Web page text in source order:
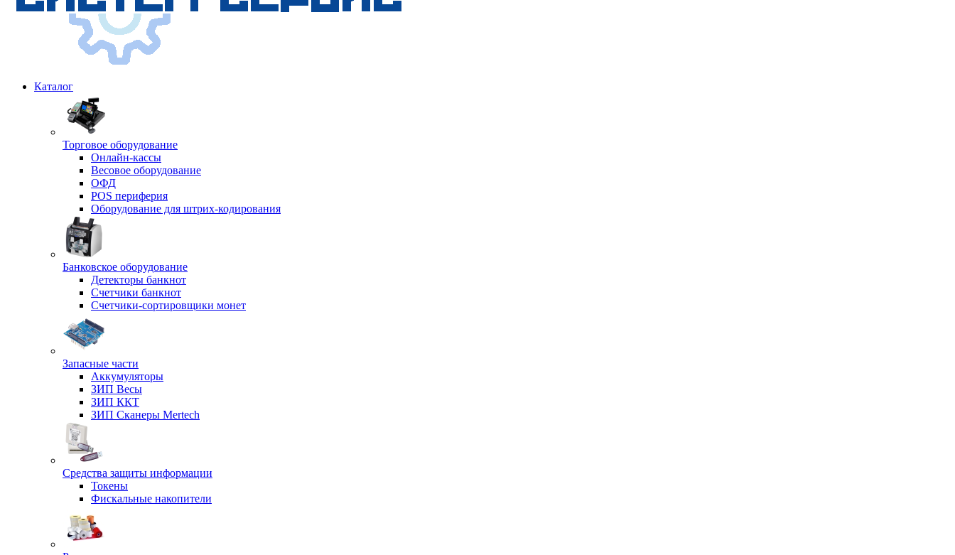
Каталог
Торговое оборудование
Онлайн-кассы
Весовое оборудование
ОФД
POS периферия
Оборудование для штрих-кодирования
Банковское оборудование
Детекторы банкнот
Счетчики банкнот
Счетчики-сортировщики монет
Запасные части
Аккумуляторы
ЗИП Весы
ЗИП ККТ
ЗИП Сканеры Mertech
Средства защиты информации
Токены
Фискальные накопители